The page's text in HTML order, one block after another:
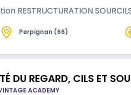
RESTRUCTURATION
Perpignan (66)
DU REGARD, CILS ET
ACADEMY